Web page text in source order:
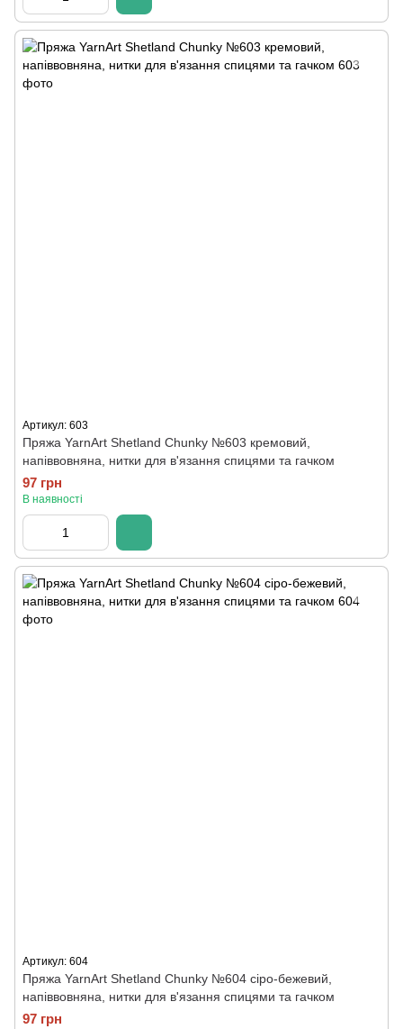
Артикул: 603
Пряжа YarnArt Shetland Chunky №603 кремовий,
напіввовняна, нитки для в'язання спицями та гачком
97 грн
В наявності
Артикул: 604
Пряжа YarnArt Shetland Chunky №604 сіро-бежевий,
напіввовняна, нитки для в'язання спицями та гачком
97 грн